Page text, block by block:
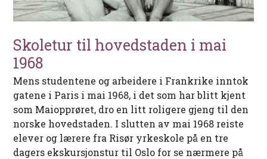
Skoletur til hovedstaden i mai
1968
Mens studentene og arbeidere i Frankrike inntok
gatene i Paris i mai 1968, i det som har blitt kjent
som Maiopprøret, dro en litt roligere gjeng til den
norske hovedstaden. I slutten av mai 1968 reiste
elever og lærere fra Risør yrkeskole på en tre
dagers ekskursjonstur til Oslo for se nærmere på